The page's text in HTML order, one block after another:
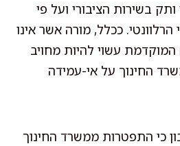
בשירות הציבורי ועל פי
ככלל, מורה אשר אינו
עשוי להיות מחויב
החינוך על אי-עמידה
כי התפטרות ממשרד החינוך